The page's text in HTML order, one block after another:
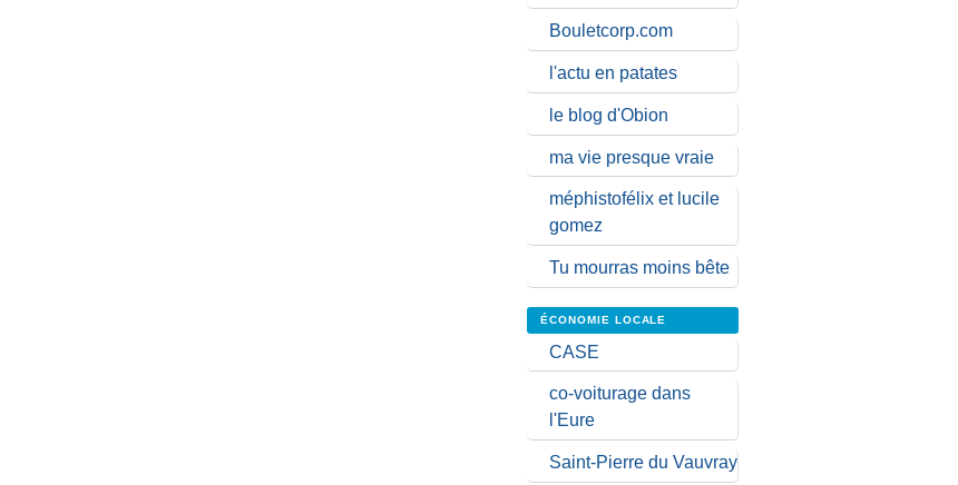
Bouletcorp.com
l'actu en patates
le blog d'Obion
ma vie presque vraie
méphistofélix et lucile
gomez
Tu mourras moins bête
ÉCONOMIE LOCALE
CASE
co-voiturage dans
l'Eure
Saint-Pierre du Vauvray